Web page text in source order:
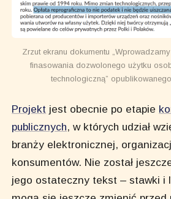
Zrzut ekranu dokumentu
finasowania dozwolonego użytku
technologiczną”
Projekt jest obecnie po etapie
publicznych, w których udział
branży elektronicznej,
konsumentów. Nie został
jego ostateczny tekst – stawki i